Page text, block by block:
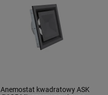
Anemostat kwadratowy ASK